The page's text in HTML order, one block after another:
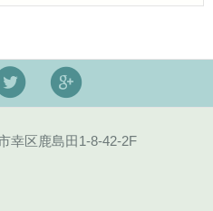
幸区鹿島田1-8-42-2F